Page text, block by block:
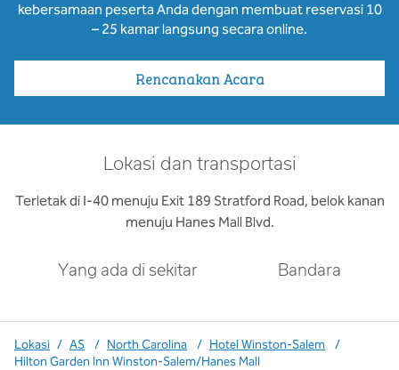
kebersamaan peserta Anda dengan membuat reservasi 10
– 25 kamar langsung secara online.
Rencanakan Acara
Lokasi dan transportasi
Terletak di I-40 menuju Exit 189 Stratford Road, belok kanan
menuju Hanes Mall Blvd.
Yang ada di sekitar Bandara
Lokasi / AS / North Carolina / Hotel Winston-Salem
/
Hilton Garden Inn Winston-Salem/Hanes Mall